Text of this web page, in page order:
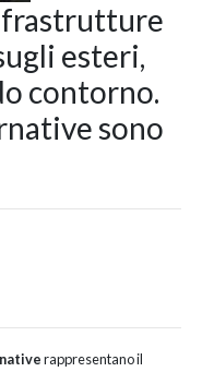
esteri,
contorno.
sono
rappresentano il